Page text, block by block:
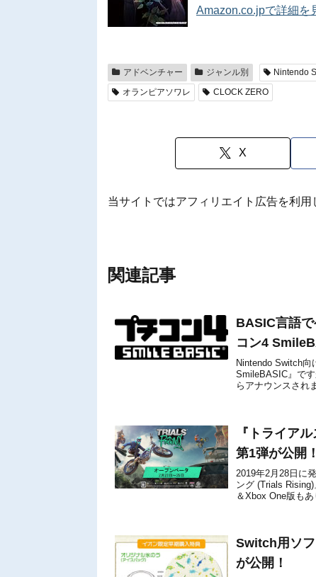
Amazon.co.jpで詳細を
アドベンチャー ジャンル別 Nintendo
オランピアソワレ
CLOCK ZERO
X
当サイトではアフィリエイト広告を利用
関連記事
BASIC言語
コン4
Nintendo Switch向
SmileBASIC』で
らアナウンスされ
『トライア
第1弾が公開！
2019年2月28日に
ング (Trials
＆Xbox One版も
Switch用ソ
が公開！